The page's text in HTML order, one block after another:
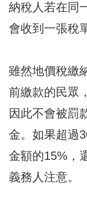
納稅人若在同
會收到一張稅
雖然地價稅繳
前繳款的民眾
因此不會被罰
金。如果超過
金額的15%，
義務人注意。